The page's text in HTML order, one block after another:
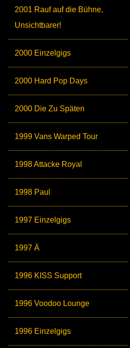
2001 Rauf auf die Bühne,
Unsichtbarer!
2000 Einzelgigs
2000 Hard Pop Days
2000 Die Zu Späten
1999 Vans Warped Tour
1998 Attacke Royal
1998 Paul
1997 Einzelgigs
1997 Ä
1996 KISS Support
1996 Voodoo Lounge
1996 Einzelgigs